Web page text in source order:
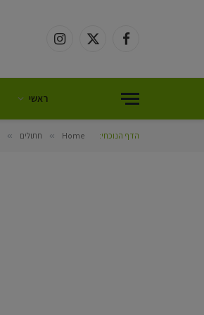
Facebook
X
Instagram
ראשי
הדף הנוכחי: Home
» חתולים »